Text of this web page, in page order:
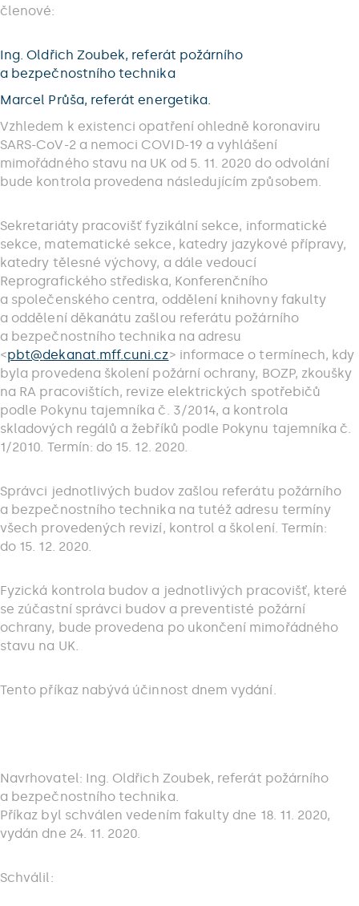
členové:
Ing. Oldřich Zoubek, referát požárního
a bezpečnostního technika
Marcel Průša, referát energetika.
Vzhledem k existenci opatření ohledně koronaviru
SARS-CoV-2 a nemoci COVID-19 a vyhlášení
mimořádného stavu na UK od 5. 11. 2020 do odvolání
bude kontrola provedena následujícím způsobem.
Sekretariáty pracovišť fyzikální sekce, informatické
sekce, matematické sekce, katedry jazykové přípravy,
katedry tělesné výchovy, a dále vedoucí
Reprografického střediska, Konferenčního
a společenského centra, oddělení knihovny fakulty
a oddělení děkanátu zašlou referátu požárního
a bezpečnostního technika na adresu
<pbt@dekanat.mff.cuni.cz> informace o termínech, kdy
byla provedena školení požární ochrany, BOZP, zkoušky
na RA pracovištích, revize elektrických spotřebičů
podle Pokynu tajemníka č. 3/2014, a kontrola
skladových regálů a žebříků podle Pokynu tajemníka č.
1/2010. Termín: do 15. 12. 2020.
Správci jednotlivých budov zašlou referátu požárního
a bezpečnostního technika na tutéž adresu termíny
všech provedených revizí, kontrol a školení. Termín:
do 15. 12. 2020.
Fyzická kontrola budov a jednotlivých pracovišť, které
se zúčastní správci budov a preventisté požární
ochrany, bude provedena po ukončení mimořádného
stavu na UK.
Tento příkaz nabývá účinnost dnem vydání.
Navrhovatel: Ing. Oldřich Zoubek, referát požárního
a bezpečnostního technika.
Příkaz byl schválen vedením fakulty dne 18. 11. 2020,
vydán dne 24. 11. 2020.
Schválil: